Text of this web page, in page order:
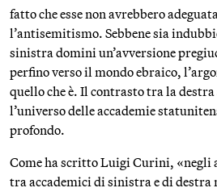
fatto che esse non avrebbero
l’antisemitismo. Sebbene sia
sinistra domini un’avversione
perfino verso il mondo ebraico,
quello che è. Il contrasto tra la
l’universo delle accademie
profondo.
Come ha scritto Luigi Curini, «negli
tra accademici di sinistra e di